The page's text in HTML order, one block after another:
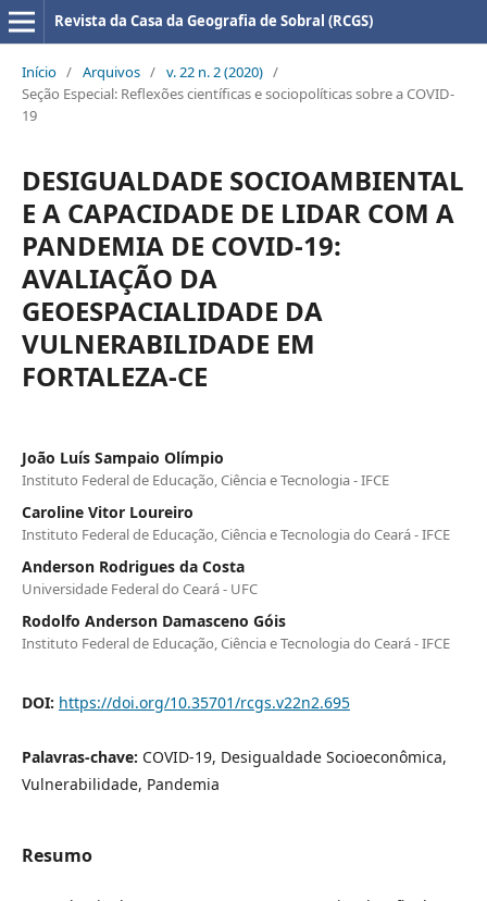
Revista da Casa da Geografia de Sobral (RCGS)
Início / Arquivos / v. 22 n. 2 (2020) /
Seção Especial: Reflexões científicas e sociopolíticas sobre a COVID-
19
DESIGUALDADE SOCIOAMBIENTAL
E A CAPACIDADE DE LIDAR COM A
PANDEMIA DE COVID-19:
AVALIAÇÃO DA
GEOESPACIALIDADE DA
VULNERABILIDADE EM
FORTALEZA-CE
João Luís Sampaio Olímpio
Instituto Federal de Educação, Ciência e Tecnologia - IFCE
Caroline Vitor Loureiro
Instituto Federal de Educação, Ciência e Tecnologia do Ceará - IFCE
Anderson Rodrigues da Costa
Universidade Federal do Ceará - UFC
Rodolfo Anderson Damasceno Góis
Instituto Federal de Educação, Ciência e Tecnologia do Ceará - IFCE
DOI: https://doi.org/10.35701/rcgs.v22n2.695
Palavras-chave: COVID-19, Desigualdade Socioeconômica,
Vulnerabilidade, Pandemia
Resumo